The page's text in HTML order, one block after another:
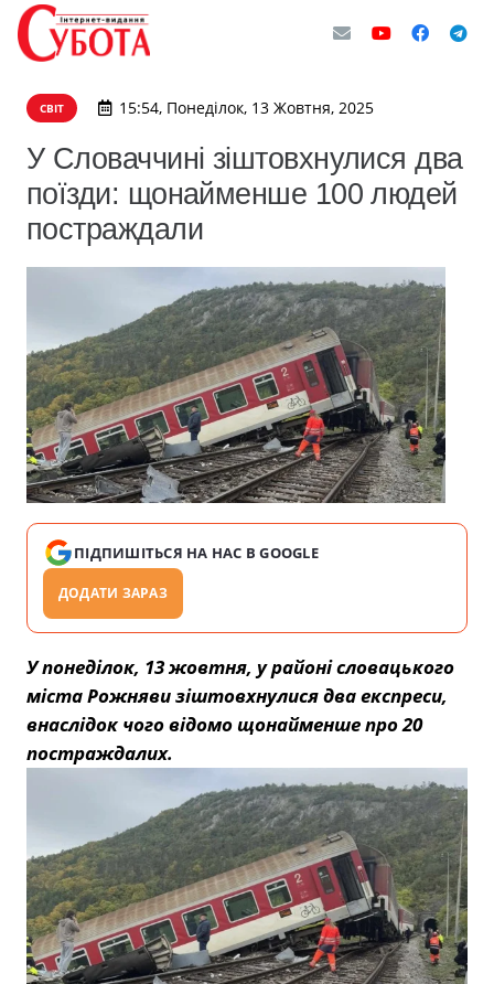
СВІТ 15:54, Понеділок, 13 Жовтня, 2025
У Словаччині зіштовхнулися два
поїзди: щонайменше 100 людей
постраждали
ПІДПИШІТЬСЯ НА НАС В GOOGLE
ДОДАТИ ЗАРАЗ
У понеділок, 13 жовтня, у районі словацького
міста Рожняви зіштовхнулися два експреси,
внаслідок чого відомо щонайменше про 20
постраждалих.